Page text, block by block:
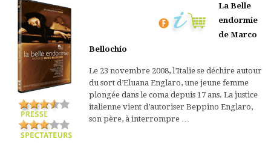
La Belle
endormie
de Marco
Bellochio
Le 23 novembre 2008, l’Italie se déchire autour
du sort d’Eluana Englaro, une jeune femme
plongée dans le coma depuis 17 ans. La justice
italienne vient d’autoriser Beppino Englaro,
son père, à interrompre …